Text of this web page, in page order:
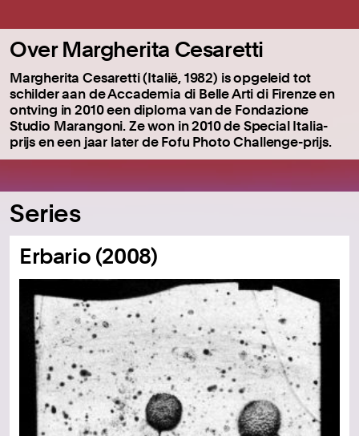
Over Margherita Cesaretti
Margherita Cesaretti (Italië, 1982) is opgeleid tot
schilder aan de Accademia di Belle Arti di Firenze en
ontving in 2010 een diploma van de Fondazione
Studio Marangoni. Ze won in 2010 de Special Italia-
prijs en een jaar later de Fofu Photo Challenge-prijs.
Series
Erbario (2008)